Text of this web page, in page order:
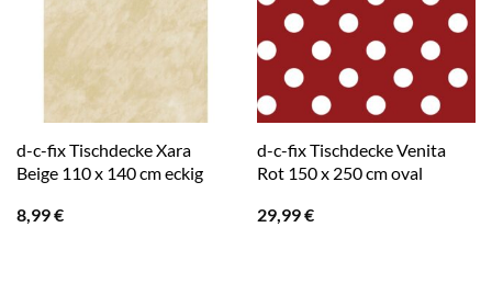
d-c-fix Tischdecke Xara
Beige 110 x 140 cm eckig
8,99€
d-c-fix Tischdecke Venita
Rot 150 x 250 cm oval
29,99€